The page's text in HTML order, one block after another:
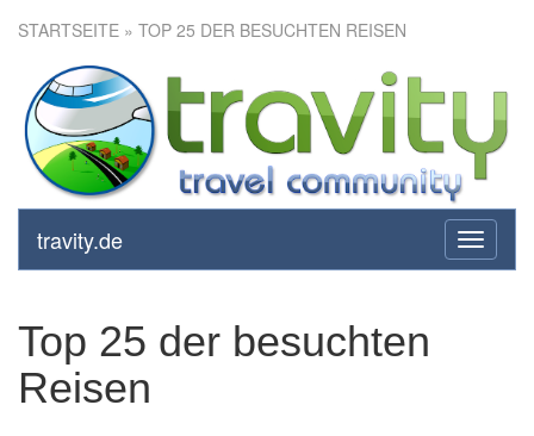
STARTSEITE » TOP 25 DER BESUCHTEN REISEN
toggle
travity.de
Top 25 der besuchten
Reisen